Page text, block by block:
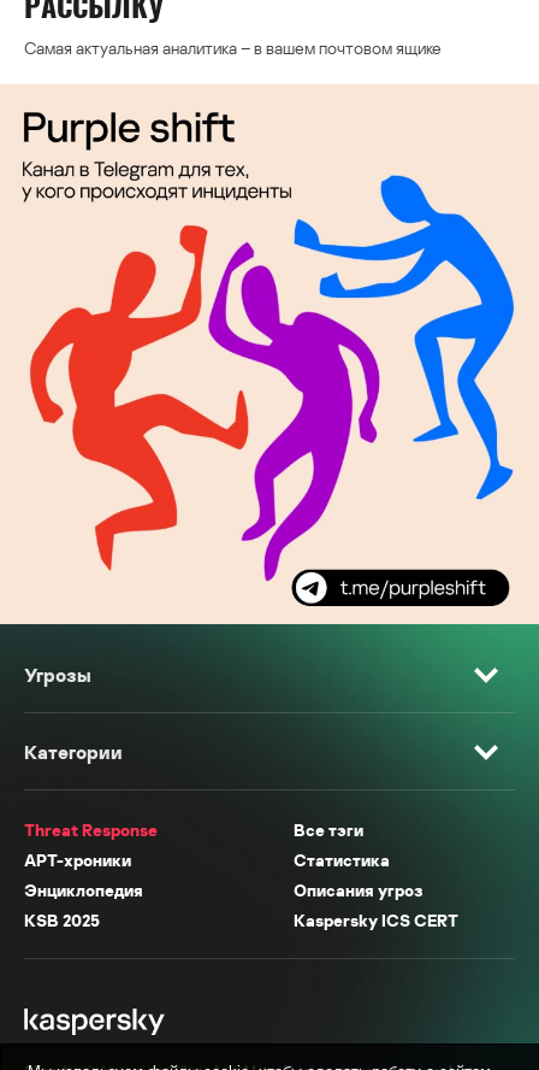
Самая актуальная аналитика – в вашем почтовом ящике
Угрозы
Категории
Threat Response
Все тэги
APT-хроники
Статистика
Энциклопедия
Описания угроз
KSB 2025
Kaspersky ICS CERT